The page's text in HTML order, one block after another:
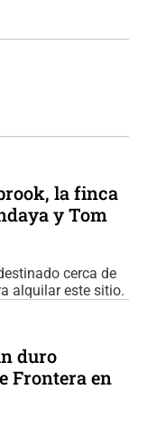
la finca
y Tom
cerca de
alquilar este sitio.
duro
Frontera en